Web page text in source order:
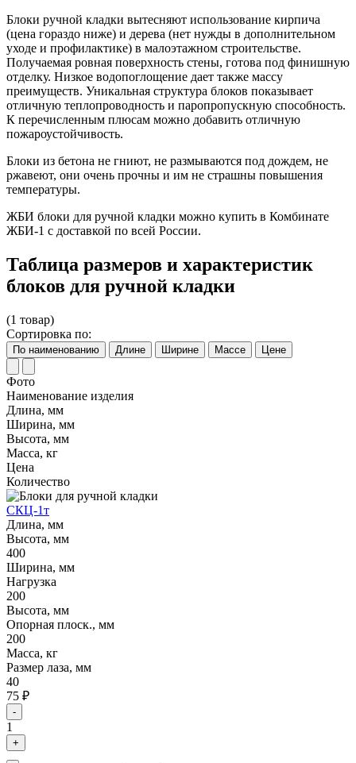
Блоки ручной кладки вытесняют использование кирпича
(цена гораздо ниже) и дерева (нет нужды в дополнительном
уходе и профилактике) в малоэтажном строительстве.
Получаемая ровная поверхность стены, готова под финишную
отделку. Низкое водопоглощение дает также массу
преимуществ. Уникальная структура блоков показывает
отличную теплопроводность и паропропускную способность.
К перечисленным плюсам можно добавить отличную
пожароустойчивость.
Блоки из бетона не гниют, не размываются под дождем, не
ржавеют, они очень прочны и им не страшны повышения
температуры.
ЖБИ блоки для ручной кладки можно купить в Комбинате
ЖБИ-1 с доставкой по всей России.
Таблица размеров и характеристик
блоков для ручной кладки
(1 товар)
Сортировка по:
По наименованию Длине Ширине Массе Цене
Фото
Наименование изделия
Длина, мм
Ширина, мм
Высота, мм
Масса, кг
Цена
Количество
СКЦ-1т
Длина, мм
Высота, мм
400
Ширина, мм
Нагрузка
200
Высота, мм
Опорная плоск., мм
200
Масса, кг
Размер лаза, мм
40
75 ₽
-
1
+